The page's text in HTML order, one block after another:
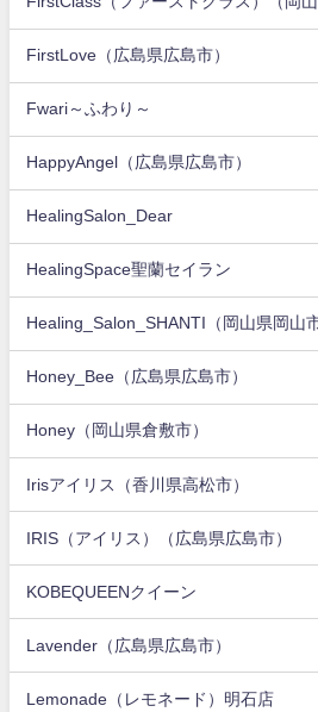
FirstLove（広島県広島市）
Fwari～ふわり～
HappyAngel（広島県広島市）
HealingSalon_Dear
HealingSpace聖蘭セイラン
Healing_Salon_SHANTI（岡山県岡山市
Honey_Bee（広島県広島市）
Honey（岡山県倉敷市）
Irisアイリス（香川県高松市）
IRIS（アイリス）（広島県広島市）
KOBEQUEENクイーン
Lavender（広島県広島市）
Lemonade（レモネード）明石店